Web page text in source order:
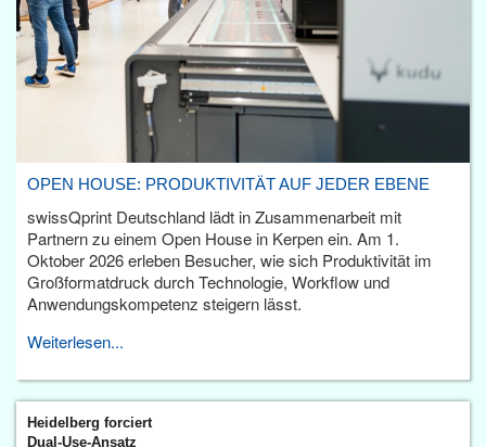
OPEN HOUSE: PRODUKTIVITÄT AUF JEDER EBENE
swissQprint Deutschland lädt in Zusammenarbeit mit
Partnern zu einem Open House in Kerpen ein. Am 1.
Oktober 2026 erleben Besucher, wie sich Produktivität im
Großformatdruck durch Technologie, Workflow und
Anwendungskompetenz steigern lässt.
Weiterlesen...
Heidelberg forciert
Dual-Use-Ansatz